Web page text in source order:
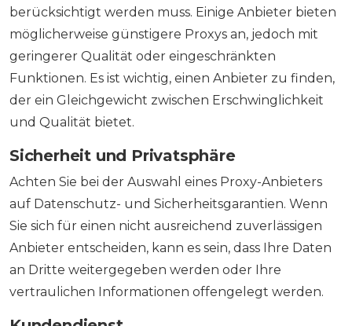
berücksichtigt werden muss. Einige Anbieter bieten
möglicherweise günstigere Proxys an, jedoch mit
geringerer Qualität oder eingeschränkten
Funktionen. Es ist wichtig, einen Anbieter zu finden,
der ein Gleichgewicht zwischen Erschwinglichkeit
und Qualität bietet.
Sicherheit und Privatsphäre
Achten Sie bei der Auswahl eines Proxy-Anbieters
auf Datenschutz- und Sicherheitsgarantien. Wenn
Sie sich für einen nicht ausreichend zuverlässigen
Anbieter entscheiden, kann es sein, dass Ihre Daten
an Dritte weitergegeben werden oder Ihre
vertraulichen Informationen offengelegt werden.